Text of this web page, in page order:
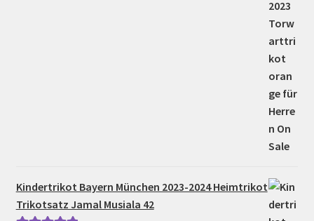
Kindertrikot Bayern München 2023-2024 Heimtrikot
Trikotsatz Jamal Musiala 42